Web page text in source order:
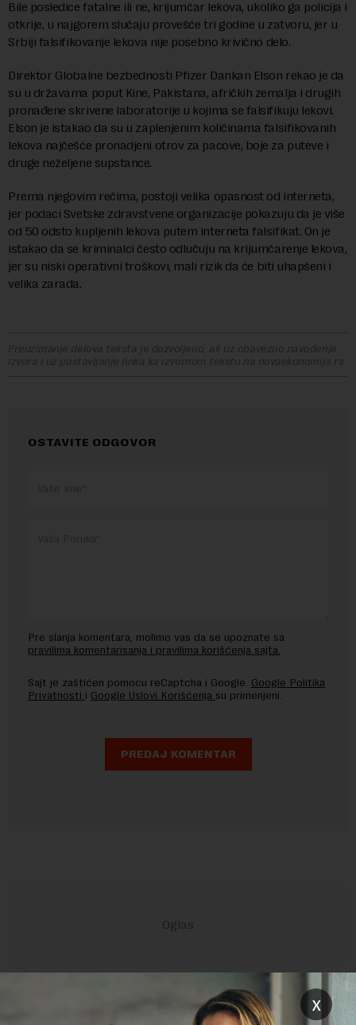
Bile posledice fatalne ili ne, krijumčar lekova, ukoliko ga policija i
otkrije, u najgorem slučaju provešće tri godine u zatvoru, jer u
Srbiji falsifikovanje lekova nije posebno krivično delo.
Direktor Globalne bezbednosti Pfizer Dankan Elson rekao je da
su u državama poput Kine, Pakistana, afričkih zemalja i drugih
pronađene skrivene laboratorije u kojima se falsifikuju lekovi.
Elson je istakao da su u zaplenjenim količinama falsifikovanih
lekova najčešće pronadjeni otrov za pacove, boje za puteve i
druge neželjene supstance.
Prema njegovim rečima, postoji velika opasnost od interneta,
jer podaci Svetske zdravstvene organizacije pokazuju da je više
od 50 odsto kupljenih lekova putem interneta falsifikat. On je
istakao da se kriminalci često odlučuju na krijumčarenje lekova,
jer su niski operativni troškovi, mali rizik da će biti uhapšeni i
velika zarada.
Preuzimanje delova teksta je dozvoljeno, ali uz obavezno navođenje
izvora i uz postavljanje linka ka izvornom tekstu na novaekonomija.rs
OSTAVITE ODGOVOR
Pre slanja komentara, molimo vas da se upoznate sa
pravilima komentarisanja i pravilima korišćenja sajta.
Sajt je zaštićen pomocu reCaptcha i Google. Google Politika
Privatnosti i Google Uslovi Korišćenja su primenjeni.
x